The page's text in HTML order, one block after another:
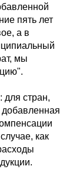
пять лет
а в
мы
для стран,
как